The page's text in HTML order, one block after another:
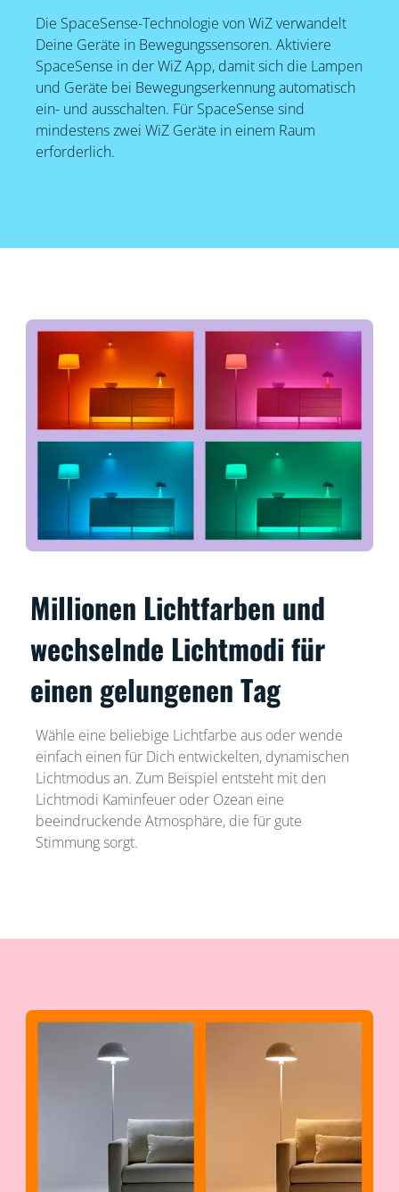
Die SpaceSense-Technologie von WiZ verwandelt
Deine Geräte in Bewegungssensoren. Aktiviere
SpaceSense in der WiZ App, damit sich die Lampen
und Geräte bei Bewegungserkennung automatisch
ein- und ausschalten. Für SpaceSense sind
mindestens zwei WiZ Geräte in einem Raum
erforderlich.
Millionen Lichtfarben und
wechselnde Lichtmodi für
einen gelungenen Tag
Wähle eine beliebige Lichtfarbe aus oder wende
einfach einen für Dich entwickelten, dynamischen
Lichtmodus an. Zum Beispiel entsteht mit den
Lichtmodi Kaminfeuer oder Ozean eine
beeindruckende Atmosphäre, die für gute
Stimmung sorgt.